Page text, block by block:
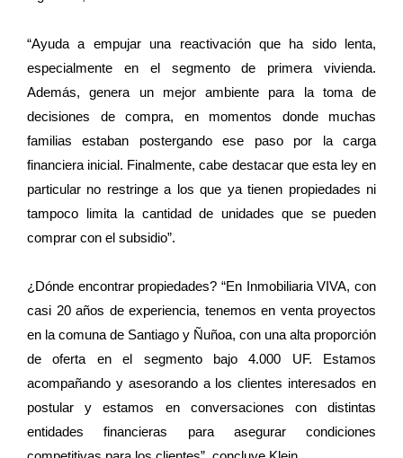
“Ayuda a empujar una reactivación que ha sido lenta,
especialmente en el segmento de primera vivienda.
Además, genera un mejor ambiente para la toma de
decisiones de compra, en momentos donde muchas
familias estaban postergando ese paso por la carga
financiera inicial. Finalmente, cabe destacar que esta ley en
particular no restringe a los que ya tienen propiedades ni
tampoco limita la cantidad de unidades que se pueden
comprar con el subsidio”.
¿Dónde encontrar propiedades? “En Inmobiliaria VIVA, con
casi 20 años de experiencia, tenemos en venta proyectos
en la comuna de Santiago y Ñuñoa, con una alta proporción
de oferta en el segmento bajo 4.000 UF. Estamos
acompañando y asesorando a los clientes interesados en
postular y estamos en conversaciones con distintas
entidades financieras para asegurar condiciones